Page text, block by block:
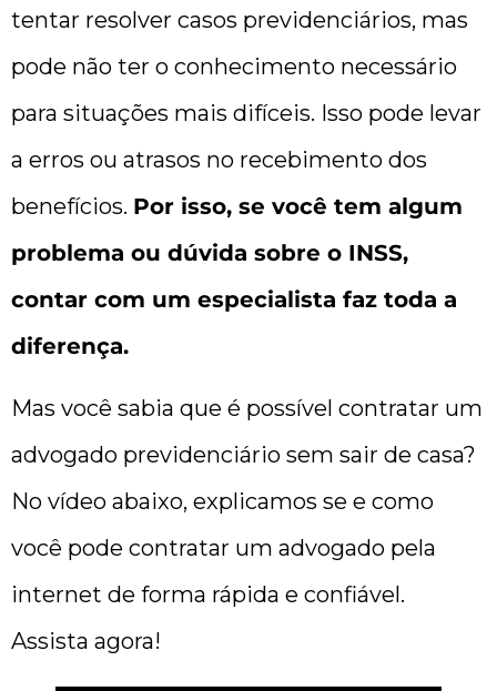
tentar resolver casos previdenciários, mas
pode não ter o conhecimento necessário
para situações mais difíceis. Isso pode levar
a erros ou atrasos no recebimento dos
benefícios. Por isso, se você tem algum
problema ou dúvida sobre o INSS,
contar com um especialista faz toda a
diferença.
Mas você sabia que é possível contratar um
advogado previdenciário sem sair de casa?
No vídeo abaixo, explicamos se e como
você pode contratar um advogado pela
internet de forma rápida e confiável.
Assista agora!